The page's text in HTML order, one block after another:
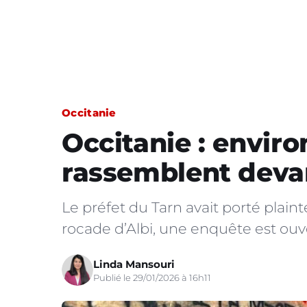
Occitanie
Occitanie :
rassemblent
Le préfet du Tarn avait porté
rocade d’Albi, une enquête est
Linda Mansouri
Publié le 29/01/2026 à 16h11